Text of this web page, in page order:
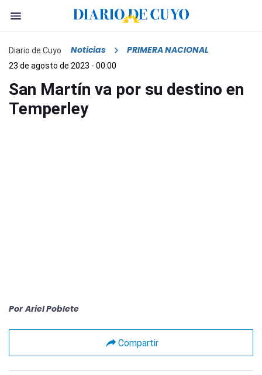
Diario de Cuyo Noticias PRIMERA NACIONAL
23 de agosto de 2023 - 00:00
San Martín va por su destino en
Temperley
Por Ariel Poblete
Compartir